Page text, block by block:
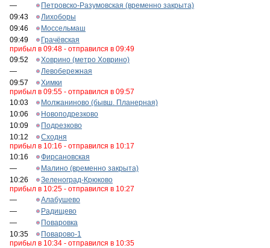
—
Петровско-Разумовская (временно закрыта)
09:43
Лихоборы
09:46
Моссельмаш
09:49
Грачёвская
прибыл в 09:48 - отправился в 09:49
09:52
Ховрино (метро Ховрино)
—
Левобережная
09:57
Химки
прибыл в 09:55 - отправился в 09:57
10:03
Молжаниново (бывш. Планерная)
10:06
Новоподрезково
10:09
Подрезково
10:12
Сходня
прибыл в 10:16 - отправился в 10:17
10:16
Фирсановская
—
Малино (временно закрыта)
10:26
Зеленоград-Крюково
прибыл в 10:25 - отправился в 10:27
—
Алабушево
—
Радищево
—
Поваровка
10:35
Поварово-1
прибыл в 10:34 - отправился в 10:35